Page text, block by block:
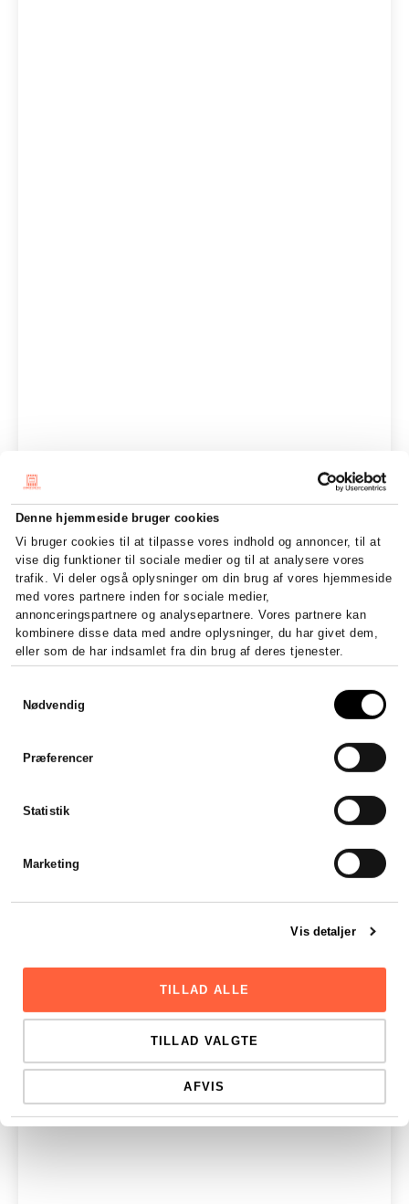
Denne hjemmeside bruger cookies
Vi bruger cookies til at tilpasse vores indhold og annoncer, til at
vise dig funktioner til sociale medier og til at analysere vores
trafik. Vi deler også oplysninger om din brug af vores hjemmeside
med vores partnere inden for sociale medier,
annonceringspartnere og analysepartnere. Vores partnere kan
kombinere disse data med andre oplysninger, du har givet dem,
eller som de har indsamlet fra din brug af deres tjenester.
Nødvendig
Præferencer
Statistik
Marketing
Vis detaljer
TILLAD ALLE
TILLAD VALGTE
AFVIS